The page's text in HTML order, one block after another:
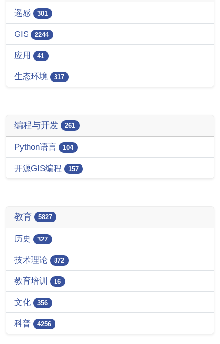
遥感 301
GIS 2244
应用 41
生态环境 317
编程与开发 261
Python语言 104
开源GIS编程 157
教育 5827
历史 327
技术理论 872
教育培训 16
文化 356
科普 4256